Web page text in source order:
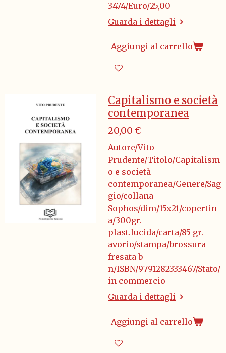
3474/Euro/25,00
Guarda i dettagli
Aggiungi al carrello
Capitalismo e società
contemporanea
20,00 €
Autore/Vito
Prudente/Titolo/Capitalism
o e società
contemporanea/Genere/Sag
gio/collana
Sophos/dim/15x21/copertin
a/300gr.
plast.lucida/carta/85 gr.
avorio/stampa/brossura
fresata b-
n/ISBN/9791282333467/Stato/
in commercio
Guarda i dettagli
Aggiungi al carrello